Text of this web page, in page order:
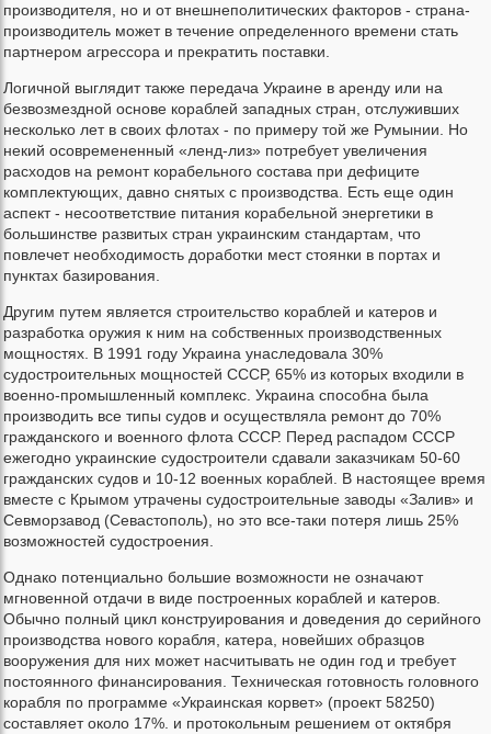
производителя, но и от внешнеполитических факторов - страна-
производитель может в течение определенного времени стать
партнером агрессора и прекратить поставки.
Логичной выглядит также передача Украине в аренду или на
безвозмездной основе кораблей западных стран, отслуживших
несколько лет в своих флотах - по примеру той же Румынии. Но
некий осовремененный «ленд-лиз» потребует увеличения
расходов на ремонт корабельного состава при дефиците
комплектующих, давно снятых с производства. Есть еще один
аспект - несоответствие питания корабельной энергетики в
большинстве развитых стран украинским стандартам, что
повлечет необходимость доработки мест стоянки в портах и
пунктах базирования.
Другим путем является строительство кораблей и катеров и
разработка оружия к ним на собственных производственных
мощностях. В 1991 году Украина унаследовала 30%
судостроительных мощностей СССР, 65% из которых входили в
военно-промышленный комплекс. Украина способна была
производить все типы судов и осуществляла ремонт до 70%
гражданского и военного флота СССР. Перед распадом СССР
ежегодно украинские судостроители сдавали заказчикам 50-60
гражданских судов и 10-12 военных кораблей. В настоящее время
вместе с Крымом утрачены судостроительные заводы «Залив» и
Севморзавод (Севастополь), но это все-таки потеря лишь 25%
возможностей судостроения.
Однако потенциально большие возможности не означают
мгновенной отдачи в виде построенных кораблей и катеров.
Обычно полный цикл конструирования и доведения до серийного
производства нового корабля, катера, новейших образцов
вооружения для них может насчитывать не один год и требует
постоянного финансирования. Техническая готовность головного
корабля по программе «Украинская корвет» (проект 58250)
составляет около 17%. и протокольным решением от октября